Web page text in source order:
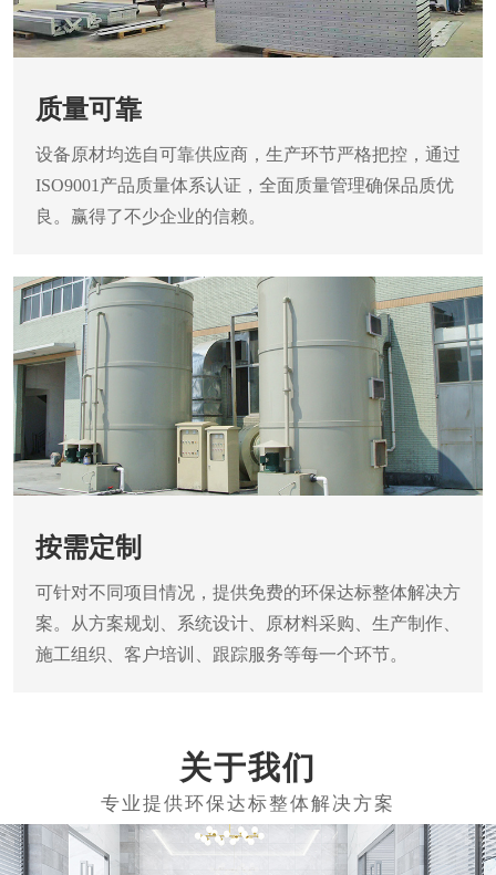
质量可靠
设备原材均选自可靠供应商，生产环节严格把控，通过
ISO9001产品质量体系认证，全面质量管理确保品质优
良。赢得了不少企业的信赖。
按需定制
可针对不同项目情况，提供免费的环保达标整体解决方
案。从方案规划、系统设计、原材料采购、生产制作、
施工组织、客户培训、跟踪服务等每一个环节。
关于我们